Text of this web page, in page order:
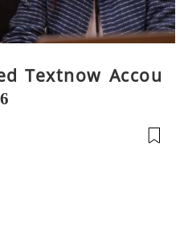
Textnow Accou